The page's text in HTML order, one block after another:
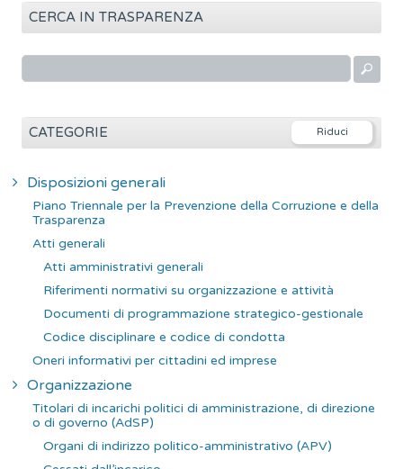
CERCA IN TRASPARENZA
r
CATEGORIE
Disposizioni generali
Piano Triennale per la Prevenzione della Corruzione e della
Trasparenza
Atti generali
Atti amministrativi generali
Riferimenti normativi su organizzazione e attività
Documenti di programmazione strategico-gestionale
Codice disciplinare e codice di condotta
Oneri informativi per cittadini ed imprese
Organizzazione
Titolari di incarichi politici di amministrazione, di direzione
o di governo (AdSP)
Organi di indirizzo politico-amministrativo (APV)